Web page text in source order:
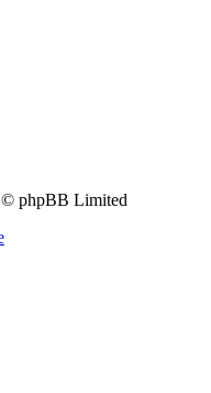
phpBB Limited